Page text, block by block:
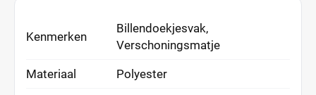
Kenmerken
Billendoekjesvak,
Verschoningsmatje
Materiaal Polyester